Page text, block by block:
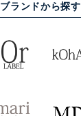
ブランドから探す